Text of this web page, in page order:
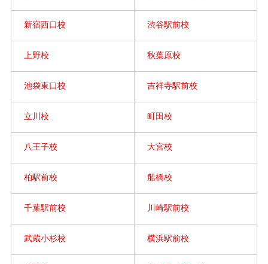
新宿西口校 渋谷駅前校
上野校 秋葉原校
池袋東口校 吉祥寺駅前校
立川校 町田校
八王子校 大宮校
柏駅前校 船橋校
千葉駅前校 川崎駅前校
武蔵小杉校 横浜駅前校